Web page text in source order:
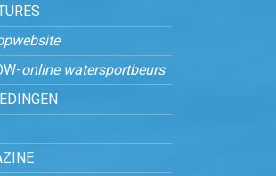
online watersportbeurs